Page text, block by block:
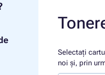
Selectați
noi și, prin